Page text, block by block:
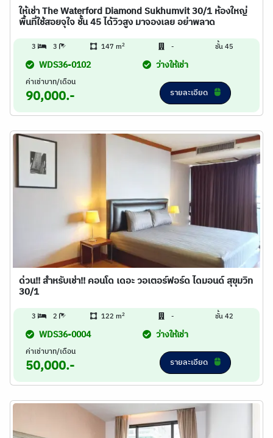
ให้เช่า The Waterford Diamond Sukhumvit 30/1 ห้องใหญ่
พื้นที่ใช้สอยจุใจ ชั้น 45 ได้วิวสูง มาจองเลย อย่าพลาด
3 3 147 m2 - ชั้น 45
WDS36-0102 ว่างให้เช่า
ค่าเช่าบาท/เดือน
90,000.- รายละเอียด
ด่วน!! สำหรับเช่า!! คอนโด เดอะ วอเตอร์ฟอร์ด ไดมอนด์ สุขุมวิท
30/1
3 2 122 m2 - ชั้น 42
WDS36-0004 ว่างให้เช่า
ค่าเช่าบาท/เดือน
50,000.- รายละเอียด